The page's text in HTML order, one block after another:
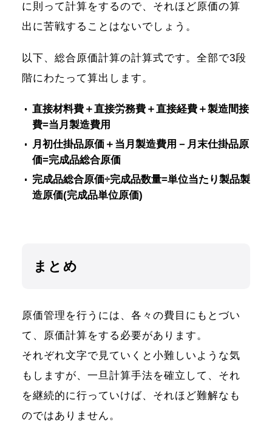
に則って計算をするので、それほど原価の算
出に苦戦することはないでしょう。
以下、総合原価計算の計算式です。全部で3段
階にわたって算出します。
直接材料費＋直接労務費＋直接経費＋製造間接
費=当月製造費用
月初仕掛品原価＋当月製造費用－月末仕掛品原
価=完成品総合原価
完成品総合原価÷完成品数量=単位当たり製品製
造原価(完成品単位原価)
まとめ
原価管理を行うには、各々の費目にもとづい
て、原価計算をする必要があります。
それぞれ文字で見ていくと小難しいような気
もしますが、一旦計算手法を確立して、それ
を継続的に行っていけば、それほど難解なも
のではありません。